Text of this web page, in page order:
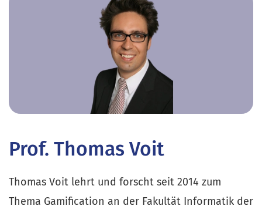
Prof. Thomas Voit
Thomas Voit lehrt und forscht seit 2014 zum
Thema Gamification an der Fakultät Informatik der